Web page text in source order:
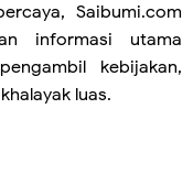
Saibumi.com
informasi utama
kebijakan,
luas.